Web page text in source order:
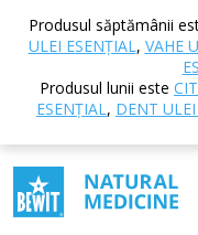
Produsul săptămânii
ULEI ESENȚIAL, VAHE
Produsul lunii este
ESENȚIAL, DENT
Acasă E-shop
Amestecuri de
Motivation
Amestec 100% pur
CTEO®